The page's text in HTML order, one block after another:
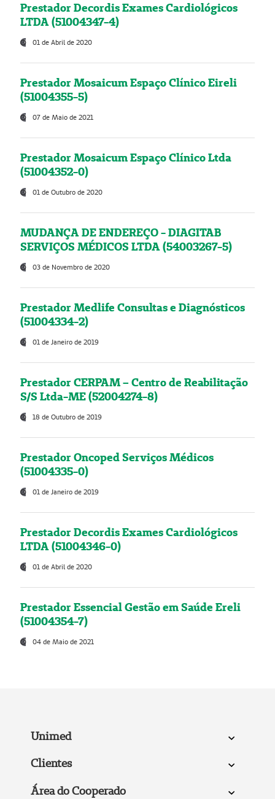
Prestador Decordis Exames Cardiológicos
LTDA (51004347-4)
01 de Abril de 2020
Prestador Mosaicum Espaço Clínico Eireli
(51004355-5)
07 de Maio de 2021
Prestador Mosaicum Espaço Clínico Ltda
(51004352-0)
01 de Outubro de 2020
MUDANÇA DE ENDEREÇO - DIAGITAB
SERVIÇOS MÉDICOS LTDA (54003267-5)
03 de Novembro de 2020
Prestador Medlife Consultas e Diagnósticos
(51004334-2)
01 de Janeiro de 2019
Prestador CERPAM – Centro de Reabilitação
S/S Ltda-ME (52004274-8)
18 de Outubro de 2019
Prestador Oncoped Serviços Médicos
(51004335-0)
01 de Janeiro de 2019
Prestador Decordis Exames Cardiológicos
LTDA (51004346-0)
01 de Abril de 2020
Prestador Essencial Gestão em Saúde Ereli
(51004354-7)
04 de Maio de 2021
Unimed
Clientes
Área do Cooperado